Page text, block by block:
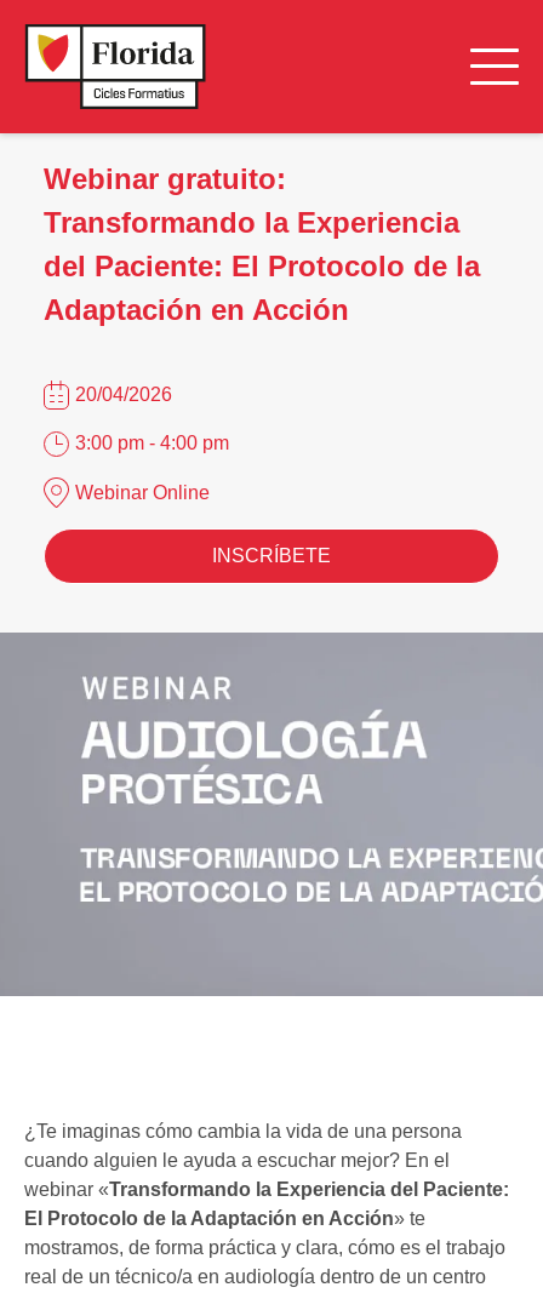
Webinar gratuito:
Transformando la Experiencia
del Paciente: El Protocolo de la
Adaptación en Acción
20/04/2026
3:00 pm - 4:00 pm
Webinar Online
INSCRÍBETE
¿Te imaginas cómo cambia la vida de una persona
cuando alguien le ayuda a escuchar mejor? En el
webinar «Transformando la Experiencia del Paciente:
El Protocolo de la Adaptación en Acción» te
mostramos, de forma práctica y clara, cómo es el trabajo
real de un técnico/a en audiología dentro de un centro